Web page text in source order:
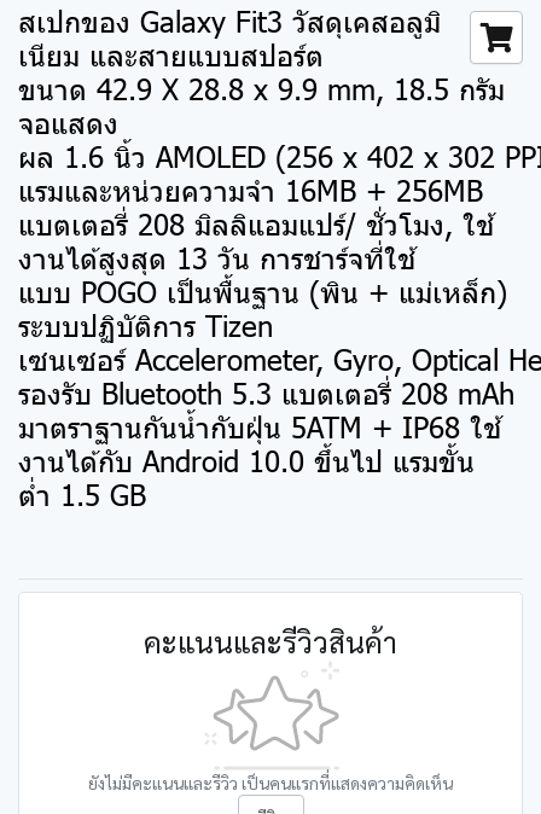
สเปกของ Galaxy Fit3 วัสดุเคสอลูมิ
เนียม และสายแบบสปอร์ต
ขนาด 42.9 X 28.8 x 9.9 mm, 18.5 กรัม
จอแสดง
ผล 1.6 นิ้ว AMOLED (256 x 402 x 302
แรมและหน่วยความจำ 16MB + 256MB
แบตเตอรี่ 208 มิลลิแอมแปร์/ ชั่วโมง, ใช้
งานได้สูงสุด 13 วัน การชาร์จที่ใช้
แบบ POGO เป็นพื้นฐาน (พิน + แม่เหล็ก)
ระบบปฏิบัติการ Tizen
เซนเซอร์ Accelerometer, Gyro, Optical
รองรับ Bluetooth 5.3 แบตเตอรี่ 208 mAh
มาตราฐานกันน้ำกับฝุ่น 5ATM + IP68 ใช้
งานได้กับ Android 10.0 ขึ้นไป แรมขั้น
ต่ำ 1.5 GB
คะแนนและรีวิวสินค้า
ยังไม่มีคะแนนและรีวิว เป็นคนแรกที่แสดงความคิดเห็น